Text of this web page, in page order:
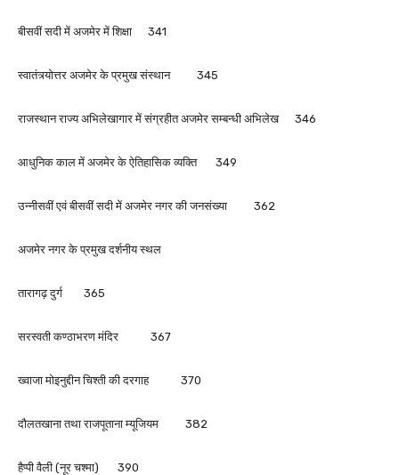
बीसवीं सदी में अजमेर में शिक्षा 341
स्वातंत्र्योत्तर अजमेर के प्रमुख संस्थान 345
राजस्थान राज्य अभिलेखागार में संग्रहीत अजमेर सम्बन्धी अभिलेख 346
आधुनिक काल में अजमेर के ऐतिहासिक व्यक्ति 349
उन्नीसवीं एवं बीसवीं सदी में अजमेर नगर की जनसंख्या 362
अजमेर नगर के प्रमुख दर्शनीय स्थल
तारागढ़ दुर्ग 365
सरस्वती कण्ठाभरण मंदिर 367
ख्वाजा मोइनुद्दीन चिश्ती की दरगाह 370
दौलतखाना तथा राजपूताना म्यूजियम 382
हैप्पी वैली (नूर चश्मा) 390